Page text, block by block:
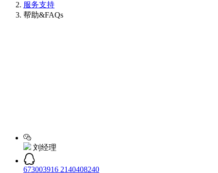
服务支持
帮助&FAQs
刘经理
673003916 2140408240